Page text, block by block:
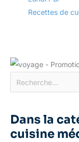
Recettes de
Dans la
cuisine